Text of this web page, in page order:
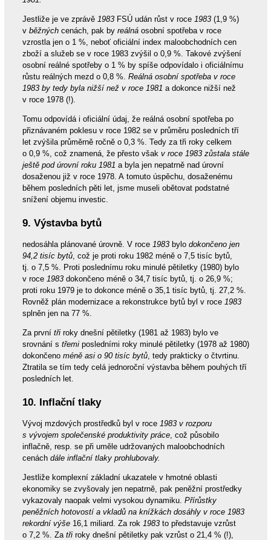
Jestliže je ve zprávě 1983FSÚ udán růst v roce 1983(1,9 %)
v běžnýchcenách, pak by reálnáosobní spotřeba v roce
vzrostla jen o 1 %, neboť oficiální index maloobchodních cen
zboží a služeb se v roce 1983 zvýšil o 0,9 %. Takové zvýšení
osobní reálné spotřeby o 1 % by spíše odpovídalo i oficiálnímu
růstu reálných mezd o 0,8 %. Reálná osobní spotřeba v roce
1983 by tedy byla nižší než v roce 1981 a dokonce nižší než
v roce 1978 (!).
Tomu odpovídá i oficiální údaj, že reálná osobní spotřeba po
přiznávaném poklesu v roce 1982 se v průměru posledních tří
let zvýšila průměrně ročně o 0,3 %. Tedy za tři roky celkem
o 0,9 %, což znamená, že přesto však v roce 1983 zůstala stále
ještě pod úrovní roku 1981 a byla jen nepatrně nad úrovní
dosaženou již v roce 1978. A tomuto úspěchu, dosaženému
během posledních pěti let, jsme museli obětovat podstatné
snížení objemu investic.
9. Výstavba bytů
nedosáhla plánované úrovně. V roce 1983bylo dokončeno jen
94,2 tisíc bytů, což je proti roku 1982 méně o 7,5 tisíc bytů,
tj. o 7,5 %. Proti poslednímu roku minulé pětiletky (1980) bylo
v roce 1983dokončeno méně o 34,7 tisíc bytů, tj. o 26,9 %;
proti roku 1979 je to dokonce méně o 35,1 tisíc bytů, tj. 27,2 %.
Rovněž plán modernizace a rekonstrukce bytů byl v roce 1983
splněn jen na 77 %.
Za první třiroky dnešní pětiletky (1981 až 1983) bylo ve
srovnání s třemiposledními roky minulé pětiletky (1978 až 1980)
dokončeno méně asi o 90 tisíc bytů, tedy prakticky o čtvrtinu.
Ztratila se tím tedy celá jednoroční výstavba během pouhých tří
posledních let.
10. Inflační tlaky
Vývoj mzdových prostředků byl v roce 1983 v rozporu
s vývojem společenské produktivity práce, což působilo
inflačně, resp. se při uměle udržovaných maloobchodních
cenách dále inflační tlaky prohlubovaly.
Jestliže komplexní základní ukazatele v hmotné oblasti
ekonomiky se zvyšovaly jen nepatrně, pak peněžní prostředky
vykazovaly naopak velmi vysokou dynamiku. Přírůstky
peněžních hotovostí a vkladů na knížkách dosáhly v roce 1983
rekordní výše16,1 miliard. Za rok 1983to představuje vzrůst
o 7,2 %. Za třiroky dnešní pětiletky pak vzrůst o 21,4 % (!),